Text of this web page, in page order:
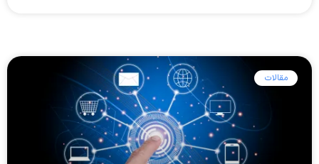
مقالات